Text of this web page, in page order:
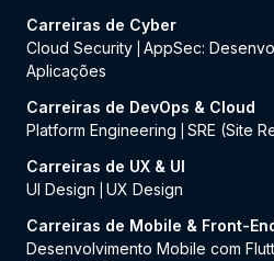
Carreiras de Cyber
Cloud Security AppSec:
Aplicações
Carreiras de DevOps & Cloud
Platform Engineering
SRE (Site
Carreiras de UX & UI
UI Design
UX Design
Carreiras de Mobile & Front-
Desenvolvimento Mobile com